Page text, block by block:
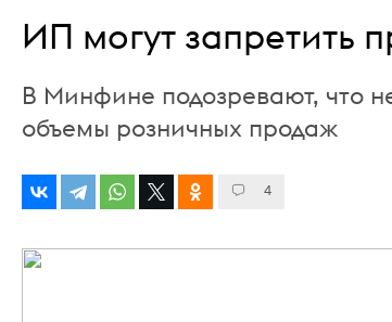
ИП могут запретить
В Минфине подозревают, что
объемы розничных продаж
4